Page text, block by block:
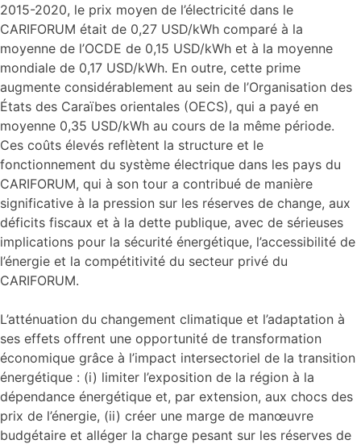
2015-2020, le prix moyen de l’électricité dans le
CARIFORUM était de 0,27 USD/kWh comparé à la
moyenne de l’OCDE de 0,15 USD/kWh et à la moyenne
mondiale de 0,17 USD/kWh. En outre, cette prime
augmente considérablement au sein de l’Organisation des
États des Caraïbes orientales (OECS), qui a payé en
moyenne 0,35 USD/kWh au cours de la même période.
Ces coûts élevés reflètent la structure et le
fonctionnement du système électrique dans les pays du
CARIFORUM, qui à son tour a contribué de manière
significative à la pression sur les réserves de change, aux
déficits fiscaux et à la dette publique, avec de sérieuses
implications pour la sécurité énergétique, l’accessibilité de
l’énergie et la compétitivité du secteur privé du
CARIFORUM.
L’atténuation du changement climatique et l’adaptation à
ses effets offrent une opportunité de transformation
économique grâce à l’impact intersectoriel de la transition
énergétique : (i) limiter l’exposition de la région à la
dépendance énergétique et, par extension, aux chocs des
prix de l’énergie, (ii) créer une marge de manœuvre
budgétaire et alléger la charge pesant sur les réserves de